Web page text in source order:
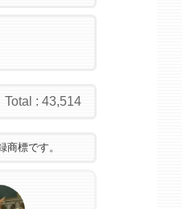
Total : 43,514
標です。